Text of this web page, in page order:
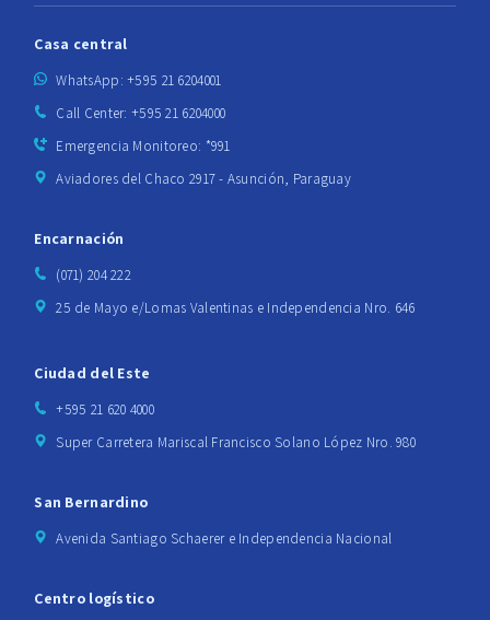
Casa central
WhatsApp: +595 21 6204001
Call Center: +595 21 6204000
Emergencia Monitoreo: *991
Aviadores del Chaco 2917 - Asunción, Paraguay
Encarnación
(071) 204 222
25 de Mayo e/Lomas Valentinas e Independencia Nro. 646
Ciudad del Este
+595 21 620 4000
Super Carretera Mariscal Francisco Solano López Nro. 980
San Bernardino
Avenida Santiago Schaerer e Independencia Nacional
Centro logístico